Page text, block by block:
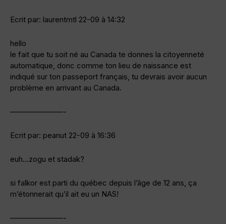
Ecrit par: laurentmtl 22-09 à 14:32
hello
le fait que tu soit né au Canada te donnes la citoyenneté
automatique, donc comme ton lieu de naissance est
indiqué sur ton passeport français, tu devrais avoir aucun
problème en arrivant au Canada.
———————-
Ecrit par: peanut 22-09 à 16:36
euh…zogu et stadak?
si falkor est parti du québec depuis l’âge de 12 ans, ça
m’étonnerait qu’il ait eu un NAS!
———————-